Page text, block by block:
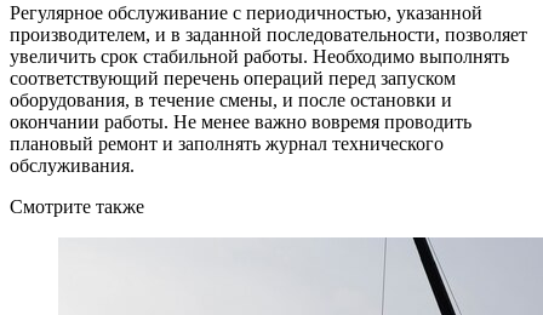
Регулярное обслуживание с периодичностью, указанной
производителем, и в заданной последовательности, позволяет
увеличить срок стабильной работы. Необходимо выполнять
соответствующий перечень операций перед запуском
оборудования, в течение смены, и после остановки и
окончании работы. Не менее важно вовремя проводить
плановый ремонт и заполнять журнал технического
обслуживания.
Смотрите также